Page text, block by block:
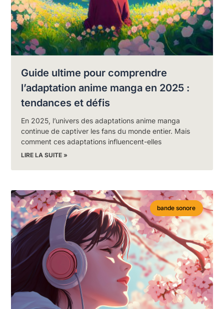
Guide ultime pour comprendre
l’adaptation anime manga en 2025 :
tendances et défis
En 2025, l’univers des adaptations anime manga
continue de captiver les fans du monde entier. Mais
comment ces adaptations influencent-elles
LIRE LA SUITE »
bande sonore